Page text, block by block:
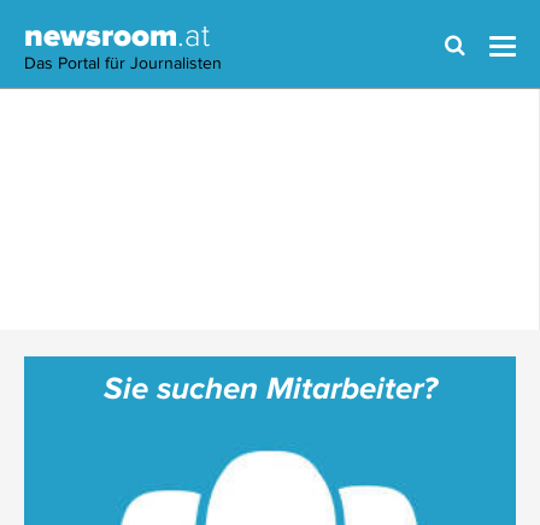
newsroom.at
Das Portal für Journalisten
Sie suchen Mitarbeiter?